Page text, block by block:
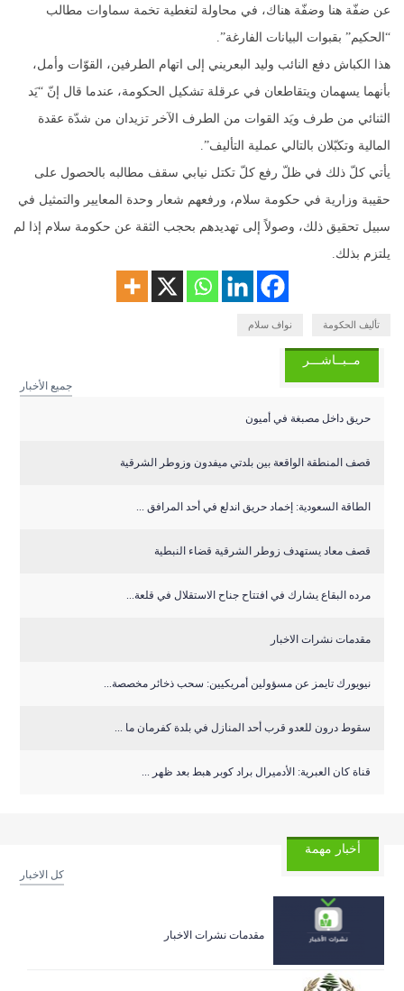
عن ضفّة هنا وضفّة هناك، في محاولة لتغطية تخمة سماوات مطالب
“الحكيم” بقبوات البيانات الفارغة”.
هذا الكباش دفع النائب وليد البعريني إلى اتهام الطرفين، القوّات وأمل،
بأنهما يسهمان ويتقاطعان في عرقلة تشكيل الحكومة، عندما قال إنّ “يَد
الثنائي من طرف ويَد القوات من الطرف الآخر تزيدان من شدّة عقدة
المالية وتكبّلان بالتالي عملية التأليف”.
يأتي كلّ ذلك في ظلّ رفع كلّ تكتل نيابي سقف مطالبه بالحصول على
حقيبة وزارية في حكومة سلام، ورفعهم شعار وحدة المعايير والتمثيل في
سبيل تحقيق ذلك، وصولاً إلى تهديدهم بحجب الثقة عن حكومة سلام إذا لم
يلتزم بذلك.
تأليف الحكومة نواف سلام
مــبــاشـــر
جميع الأخبار
حريق داخل مصبغة في أميون
قصف المنطقة الواقعة بين بلدتي ميفدون وزوطر الشرقية
‏الطاقة السعودية: إخماد حريق اندلع في أحد المرافق ...
قصف معاد يستهدف زوطر الشرقية قضاء النبطية
مرده البقاع يشارك في افتتاح جناح الاستقلال في قلعة...
مقدمات نشرات الاخبار
نيويورك تايمز عن مسؤولين أمريكيين: سحب ذخائر مخصصة...
سقوط درون للعدو قرب أحد المنازل في بلدة كفرمان ما ...
قناة كان العبرية: الأدميرال براد كوبر هبط بعد ظهر ...
أخبار مهمة
كل الاخبار
مقدمات نشرات الاخبار